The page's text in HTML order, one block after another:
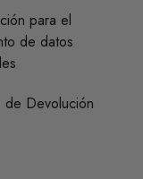
para el
de datos
de Devolución